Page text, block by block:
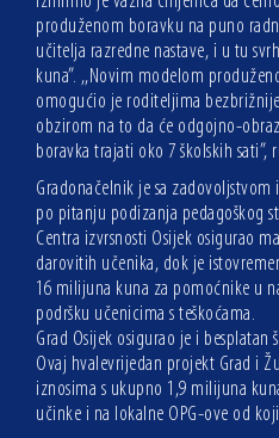
produženom boravku na puno
učitelja razredne nastave, i u tu
kuna”. ,,Novim modelom
omogućio je roditeljima
obzirom na to da će odgojno-
boravka trajati oko 7 školskih sati”,
Gradonačelnik je sa
po pitanju podizanja pedagoškog
Centra izvrsnosti Osijek osigurao
darovitih učenika, dok je
16 milijuna kuna za pomoćnike u
podršku učenicima s teškoćama.
Grad Osijek osigurao je i besplatan
Ovaj hvalevrijedan projekt Grad i
iznosima s ukupno 1,9 milijuna
učinke i na lokalne OPG-ove od